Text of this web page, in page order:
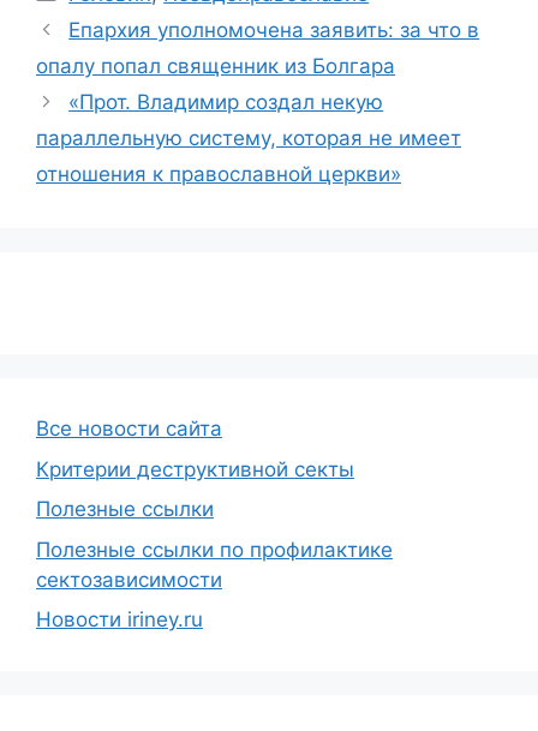
Епархия уполномочена заявить: за что в
опалу попал священник из Болгара
«Прот. Владимир создал некую
параллельную систему, которая не имеет
отношения к православной церкви»
Все новости сайта
Критерии деструктивной секты
Полезные ссылки
Полезные ссылки по профилактике
сектозависимости
Новости iriney.ru